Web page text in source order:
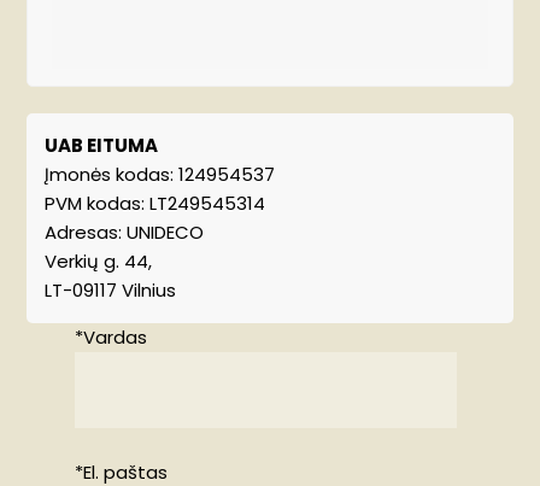
UAB EITUMA
Įmonės kodas: 124954537
PVM kodas: LT249545314
Adresas: UNIDECO
Verkių g. 44,
LT-09117 Vilnius
*Vardas
*El. paštas